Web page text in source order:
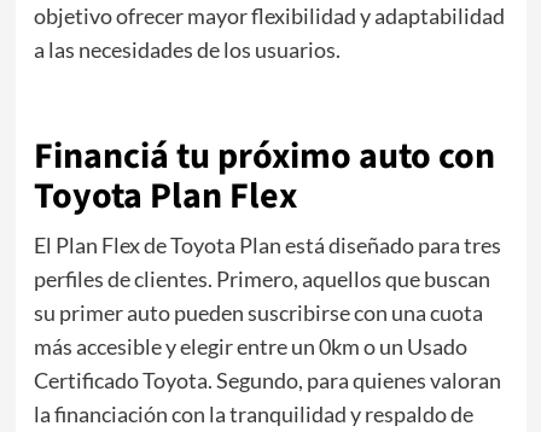
objetivo ofrecer mayor flexibilidad y adaptabilidad
a las necesidades de los usuarios.
Financiá tu próximo auto con
Toyota Plan Flex
El Plan Flex de Toyota Plan está diseñado para tres
perfiles de clientes. Primero, aquellos que buscan
su primer auto pueden suscribirse con una cuota
más accesible y elegir entre un 0km o un Usado
Certificado Toyota. Segundo, para quienes valoran
la financiación con la tranquilidad y respaldo de